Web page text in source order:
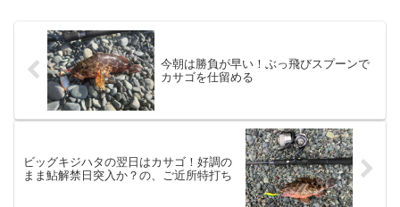
今朝は勝負が早い！ぶっ飛びスプーンで
カサゴを仕留める
ビッグキジハタの翌日はカサゴ！好調の
まま鮎解禁日突入か？の、ご近所特打ち